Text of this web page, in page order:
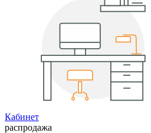
Кабинет
распродажа